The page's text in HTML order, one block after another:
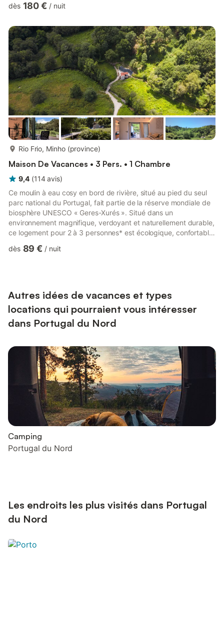
l’ambiance chaleureuse. Ma mère aide au jardin, gère l’intérieur
vastes espaces verts, d’une superbe piscine et d’un bureau
pour ceux qui doivent travailler pendant leur s...
dès 180 € / nuit
Rio Frio, Minho (province)
Maison De Vacances • 3 Pers. • 1 Chambre
9,4 (114 avis)
Ce moulin à eau cosy en bord de rivière, situé au pied du seul
parc national du Portugal, fait partie de la réserve mondiale de
biosphère UNESCO « Geres-Xurés ». Situé dans un
environnement magnifique, verdoyant et naturellement durable,
ce logement pour 2 à 3 personnes* est écologique, confortable
rénové, ce cottage de 2 étages conserve ses pierres
vous idéal loi...
dès 89 € / nuit
Autres idées de vacances et types
locations qui pourraient vous intéresser
dans Portugal du Nord
Camping
Portugal du Nord
Les endroits les plus visités dans Portugal
du Nord